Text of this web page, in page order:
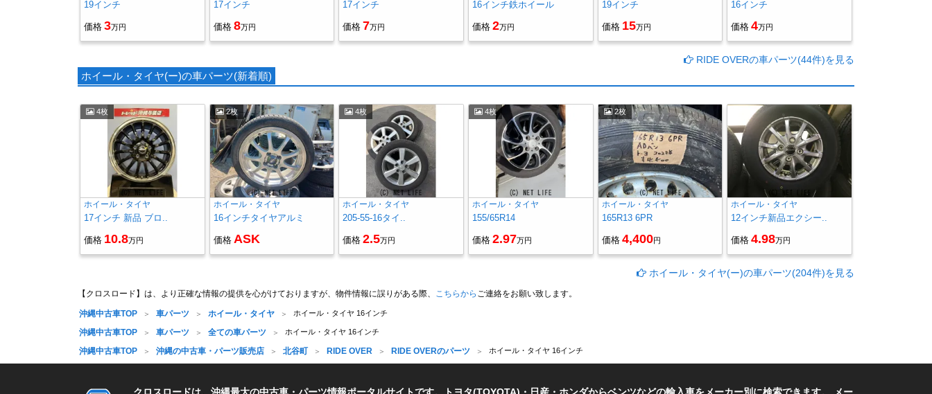
19インチ
価格 3万円
17インチ
価格 8万円
17インチ
価格 7万円
16インチ鉄ホイール
価格 2万円
19インチ
価格 15万円
16インチ
価格 4万円
RIDE OVERの車パーツ(44件)を見る
ホイール・タイヤ(ー)の車パーツ(新着順)
4枚
ホイール・タイヤ
17インチ 新品 ブロ..
価格 10.8万円
2枚
ホイール・タイヤ
16インチタイヤアルミ
価格 ASK
4枚
ホイール・タイヤ
205-55-16タイ..
価格 2.5万円
4枚
ホイール・タイヤ
155/65R14
価格 2.97万円
2枚
ホイール・タイヤ
165R13 6PR
価格 4,400円
ホイール・タイヤ
12インチ新品エクシー..
価格 4.98万円
ホイール・タイヤ(ー)の車パーツ(204件)を見る
【クロスロード】は、より正確な情報の提供を心がけておりますが、物件情報に誤りがある際、 こちらから ご連絡をお願い致します。
沖縄中古車TOP 車パーツ ホイール・タイヤ ホイール・タイヤ 16インチ
沖縄中古車TOP 車パーツ 全ての車パーツ ホイール・タイヤ 16インチ
沖縄中古車TOP 沖縄の中古車・パーツ販売店 北谷町 RIDE OVER RIDE OVERのパーツ ホイール・タイヤ 16インチ